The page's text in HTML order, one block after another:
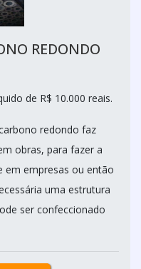
REDONDO
de R$ 10.000 reais.
redondo faz
obras, para fazer a
em empresas ou então
uma estrutura
ser confeccionado